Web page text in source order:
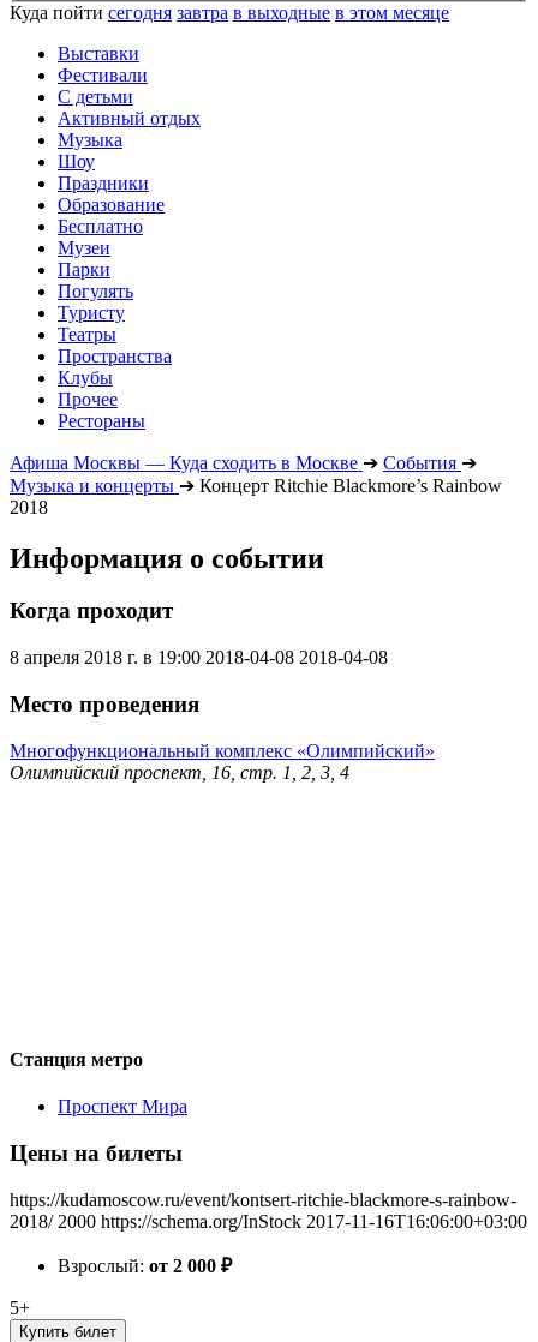
Куда пойти сегодня завтра в выходные в этом месяце
Выставки
Фестивали
С детьми
Активный отдых
Музыка
Шоу
Праздники
Образование
Бесплатно
Музеи
Парки
Погулять
Туристу
Театры
Пространства
Клубы
Прочее
Рестораны
Афиша Москвы — Куда сходить в Москве ➔ События ➔
Музыка и концерты ➔ Концерт Ritchie Blackmore’s Rainbow
2018
Информация о событии
Когда проходит
8 апреля 2018 г. в 19:00 2018-04-08 2018-04-08
Место проведения
Многофункциональный комплекс «Олимпийский»
Олимпийский проспект, 16, стр. 1, 2, 3, 4
Станция метро
Проспект Мира
Цены на билеты
https://kudamoscow.ru/event/kontsert-ritchie-blackmore-s-rainbow-
2018/ 2000 https://schema.org/InStock 2017-11-16T16:06:00+03:00
Взрослый: от 2 000 ₽
5+
Купить билет